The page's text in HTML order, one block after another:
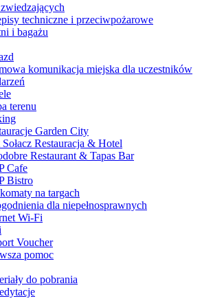
techniczne i przeciwpożarowe
i bagażu
komunikacja miejska dla uczestników
terenu
Garden City
Sołacz Restauracja & Hotel
Restaurant & Tapas Bar
Cafe
Bistro
na targach
dla niepełnosprawnych
Wi-Fi
Voucher
pomoc
do pobrania